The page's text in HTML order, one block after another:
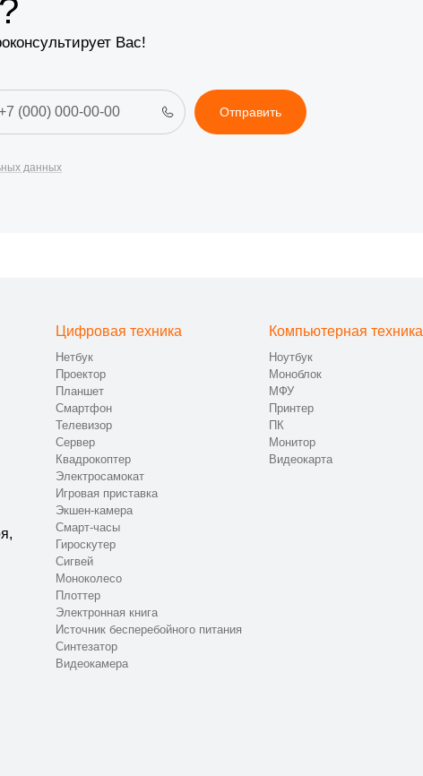
Вас!
Отправить
данных
Цифровая техника
Нетбук
Проектор
Планшет
Смартфон
Телевизор
Сервер
Квадрокоптер
Электросамокат
Игровая приставка
Экшен-камера
Смарт-часы
Гироскутер
Сигвей
Моноколесо
Плоттер
Электронная книга
Источник бесперебойного питания
Синтезатор
Видеокамера
Компьютерная техника
Ноутбук
Моноблок
МФУ
Принтер
ПК
Монитор
Видеокарта